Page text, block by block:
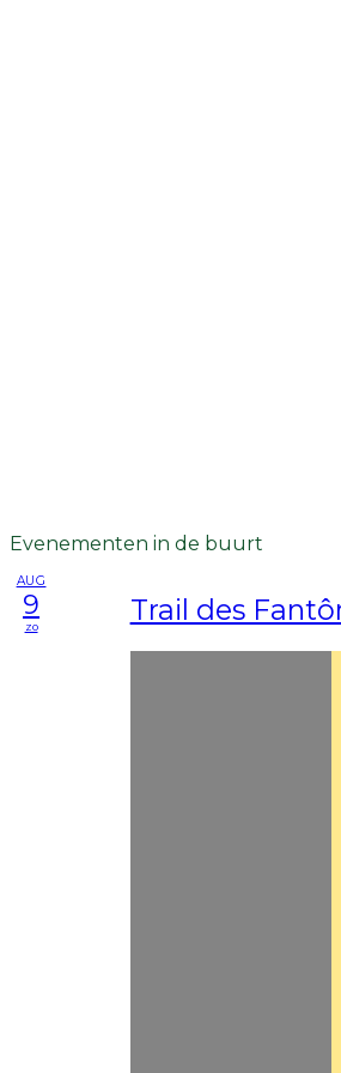
Evenementen in de buurt
AUG
9
zo Trail des